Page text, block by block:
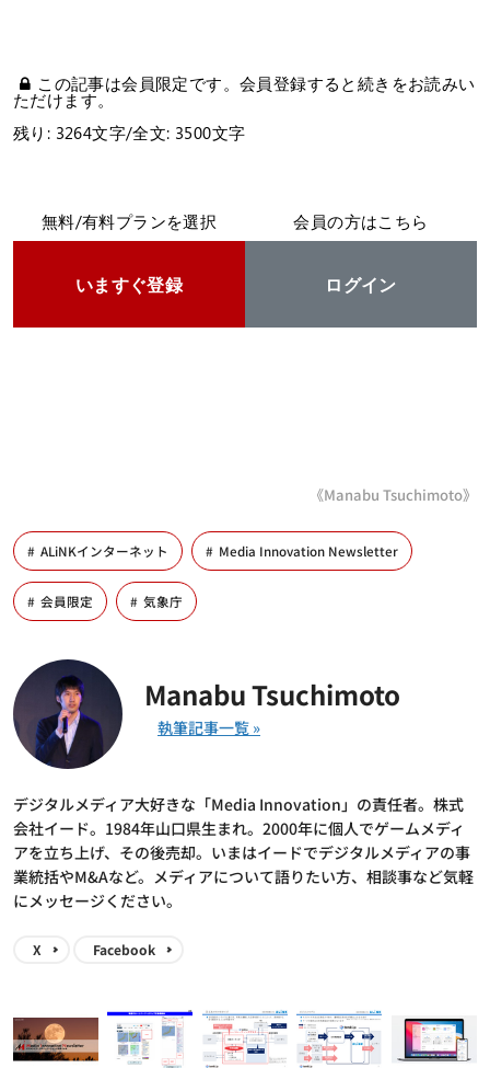
この記事は会員限定です。会員登録すると続きをお読みい
ただけます。
残り: 3264文字/全文: 3500文字
無料/有料プランを選択
いますぐ登録
会員の方はこちら
ログイン
《Manabu Tsuchimoto》
ALiNKインターネット Media Innovation Newsletter
会員限定 気象庁
Manabu Tsuchimoto
デジタルメディア大好きな「Media Innovation」の責任者。株式
会社イード。1984年山口県生まれ。2000年に個人でゲームメディ
アを立ち上げ、その後売却。いまはイードでデジタルメディアの事
業統括やM&Aなど。メディアについて語りたい方、相談事など気軽
にメッセージください。
X Facebook